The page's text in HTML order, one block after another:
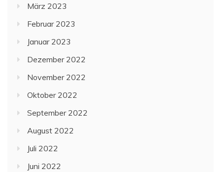
März 2023
Februar 2023
Januar 2023
Dezember 2022
November 2022
Oktober 2022
September 2022
August 2022
Juli 2022
Juni 2022